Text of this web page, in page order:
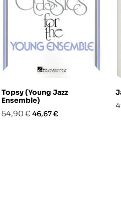
Topsy (Young Jazz
Ensemble)
Prezzo
54,90 €Prezzo
46,67 €